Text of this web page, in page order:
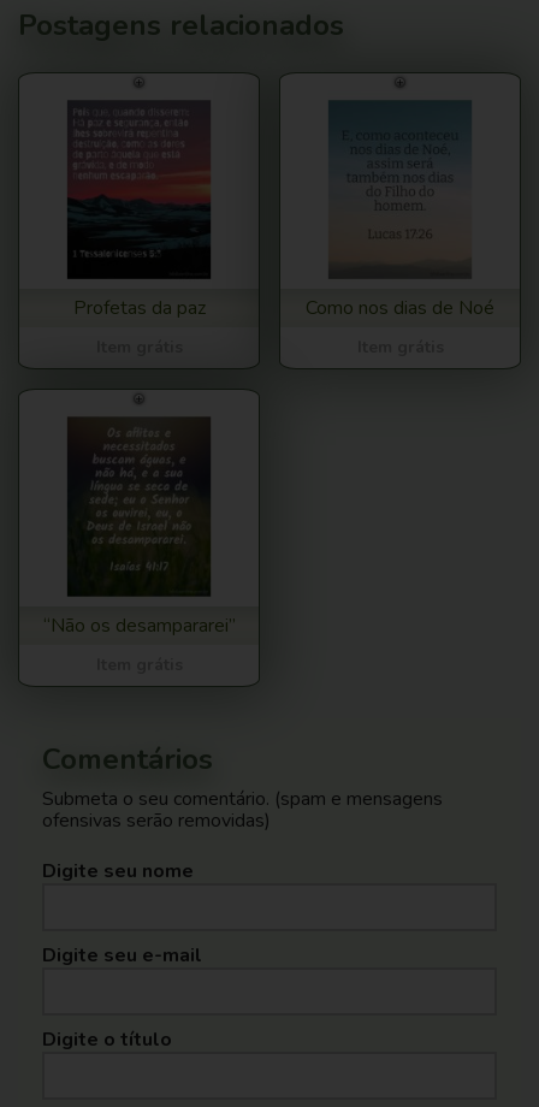
Postagens relacionados
Profetas da paz Como nos dias de Noé
“Não os desampararei”
Comentários
Submeta o seu comentário. (spam e mensagens
ofensivas serão removidas)
Digite seu nome
Digite seu e-mail
Digite o título